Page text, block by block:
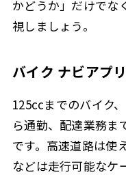
かどうか」だけでな
視しましょう。
バイク ナビアプ
125ccまでのバイク
ら通勤、配達業務ま
です。高速道路は使
などは走行可能なケ